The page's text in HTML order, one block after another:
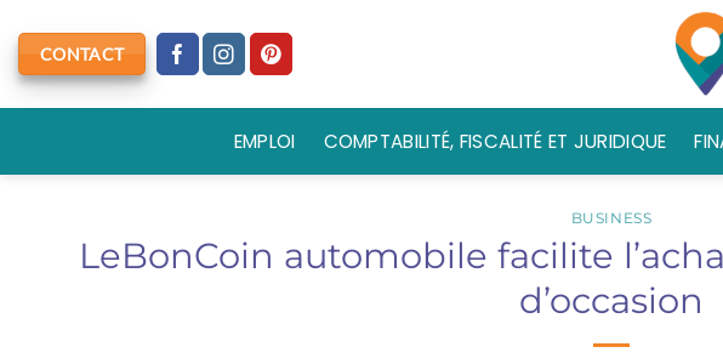
au
contenu
CONTACT
EMPLOI COMPTABILITÉ, FISCALITÉ ET JURIDIQUE
BUSINESS
LeBonCoin automobile facilite
d’occasion